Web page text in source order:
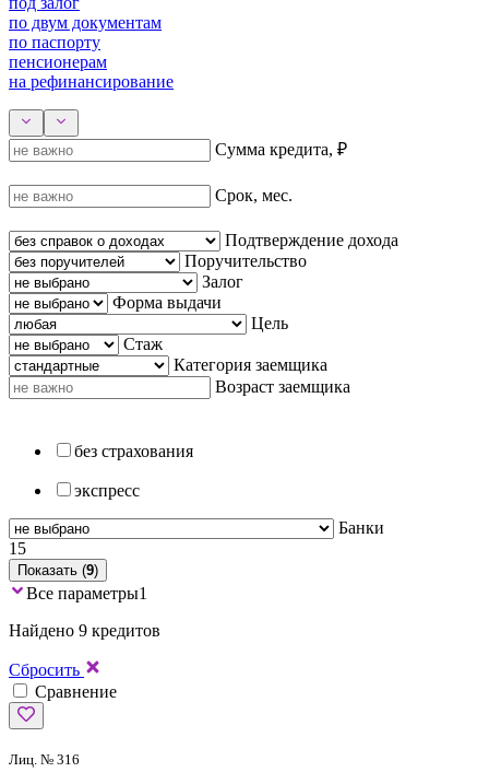
по двум документам
по паспорту
пенсионерам
на рефинансирование
Сумма кредита, ₽
Срок, мес.
Подтверждение дохода
Поручительство
Залог
Форма выдачи
Цель
Стаж
Категория заемщика
Возраст заемщика
без страхования
экспресс
Банки
15
Показать (9)
Все параметры1
Найдено 9 кредитов
Сбросить
Сравнение
Лиц. № 316